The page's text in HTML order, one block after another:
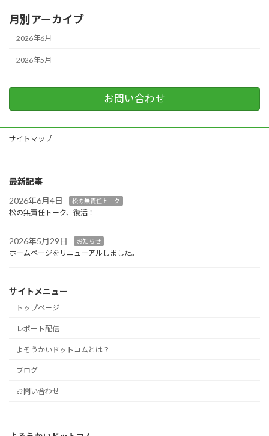
月別アーカイブ
2026年6月
2026年5月
お問い合わせ
サイトマップ
最新記事
2026年6月4日
松の無責任トーク
松の無責任トーク、復活！
2026年5月29日 お知らせ
ホームページをリニューアルしました。
サイトメニュー
トップページ
レポート配信
よそうかいドットコムとは？
ブログ
お問い合わせ